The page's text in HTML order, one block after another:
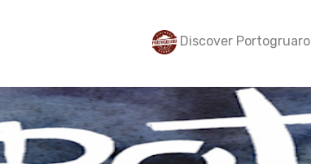
Discover Portogruaro